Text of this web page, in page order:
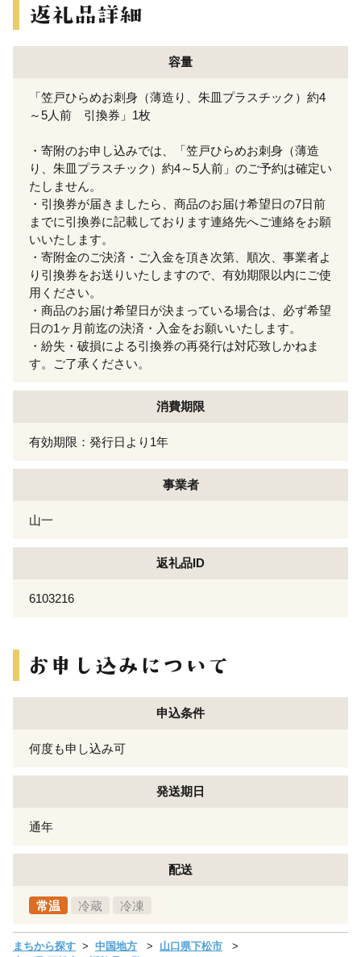
容量
「笠戸ひらめお刺身（薄造り、朱皿プラスチック）約4
～5人前 引換券」1枚
・寄附のお申し込みでは、「笠戸ひらめお刺身（薄造
り、朱皿プラスチック）約4～5人前」のご予約は確定い
たしません。
・引換券が届きましたら、商品のお届け希望日の7日前
までに引換券に記載しております連絡先へご連絡をお願
いいたします。
・寄附金のご決済・ご入金を頂き次第、順次、事業者よ
り引換券をお送りいたしますので、有効期限以内にご使
用ください。
・商品のお届け希望日が決まっている場合は、必ず希望
日の1ヶ月前迄の決済・入金をお願いいたします。
・紛失・破損による引換券の再発行は対応致しかねま
す。ご了承ください。
消費期限
有効期限：発行日より1年
事業者
山一
返礼品ID
6103216
申込条件
何度も申し込み可
発送期日
通年
配送
常温 冷蔵 冷凍
まちから探す 中国地方
山口県下松市